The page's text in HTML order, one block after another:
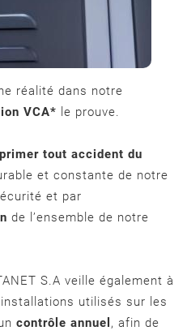
réalité dans notre
VCA* le prouve.
tout accident du
et constante de notre
et par
de l’ensemble de notre
S.A veille également à
utilisés sur les
contrôle annuel , afin de